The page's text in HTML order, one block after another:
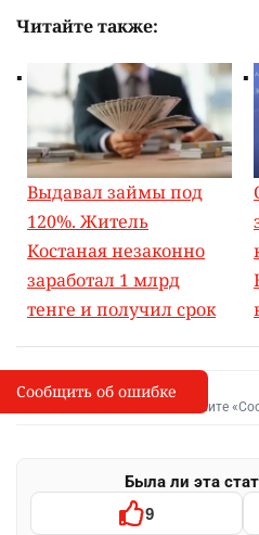
Читайте также:
Выдавал займы под
120%. Житель
Костаная незаконно
заработал 1 млрд
тенге и получил срок
I
Сообщить об опечатке
Выделите фрагмент и нажмите
Была ли эта
9
Сообщить об ошибке